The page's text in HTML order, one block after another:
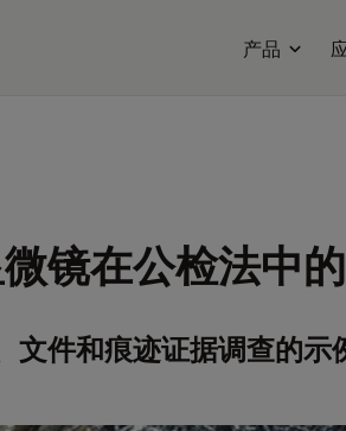
Logo
产品
镜在公检法中
文件和痕迹证据调查的示